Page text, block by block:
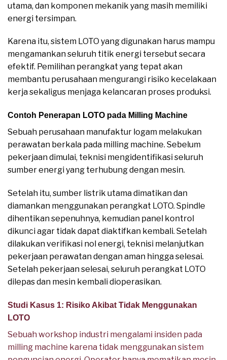
utama, dan komponen mekanik yang masih memiliki
energi tersimpan.
Karena itu, sistem LOTO yang digunakan harus mampu
mengamankan seluruh titik energi tersebut secara
efektif. Pemilihan perangkat yang tepat akan
membantu perusahaan mengurangi risiko kecelakaan
kerja sekaligus menjaga kelancaran proses produksi.
Contoh Penerapan LOTO pada Milling Machine
Sebuah perusahaan manufaktur logam melakukan
perawatan berkala pada milling machine. Sebelum
pekerjaan dimulai, teknisi mengidentifikasi seluruh
sumber energi yang terhubung dengan mesin.
Setelah itu, sumber listrik utama dimatikan dan
diamankan menggunakan perangkat LOTO. Spindle
dihentikan sepenuhnya, kemudian panel kontrol
dikunci agar tidak dapat diaktifkan kembali. Setelah
dilakukan verifikasi nol energi, teknisi melanjutkan
pekerjaan perawatan dengan aman hingga selesai.
Setelah pekerjaan selesai, seluruh perangkat LOTO
dilepas dan mesin kembali dioperasikan.
Studi Kasus 1: Risiko Akibat Tidak Menggunakan
LOTO
Sebuah workshop industri mengalami insiden pada
milling machine karena tidak menggunakan sistem